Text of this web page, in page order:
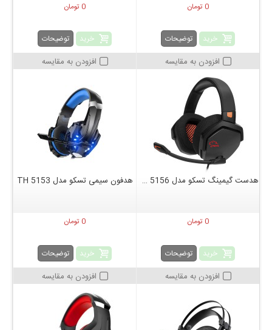
0 تومان
خرید توضیحات
افزودن به مقایسه
0 تومان
خرید توضیحات
افزودن به مقایسه
هدست گیمینگ تسکو مدل Tsco GH 5156
0 تومان
خرید توضیحات
افزودن به مقایسه
هدفون سیمی تسکو مدل TH 5153
0 تومان
خرید توضیحات
افزودن به مقایسه